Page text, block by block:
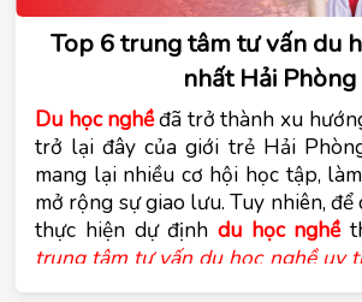
Top 6 trung tâm tư vấn du
nhất Hải Phòng
Du học nghềđã trở thành xu
trở lại đây của giới trẻ Hải
mang lại nhiều cơ hội học tập,
mở rộng sự giao lưu. Tuy nhiên,
thực hiện dự định du học nghề
trung tâm tư vấn du học nghề uy
Hải Phòng là điều hết sức cần